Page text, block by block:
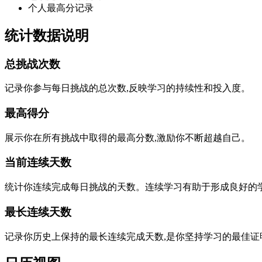
个人最高分记录
统计数据说明
总挑战次数
记录你参与每日挑战的总次数,反映学习的持续性和投入度。
最高得分
展示你在所有挑战中取得的最高分数,激励你不断超越自己。
当前连续天数
统计你连续完成每日挑战的天数。连续学习有助于形成良好的
最长连续天数
记录你历史上保持的最长连续完成天数,是你坚持学习的最佳证